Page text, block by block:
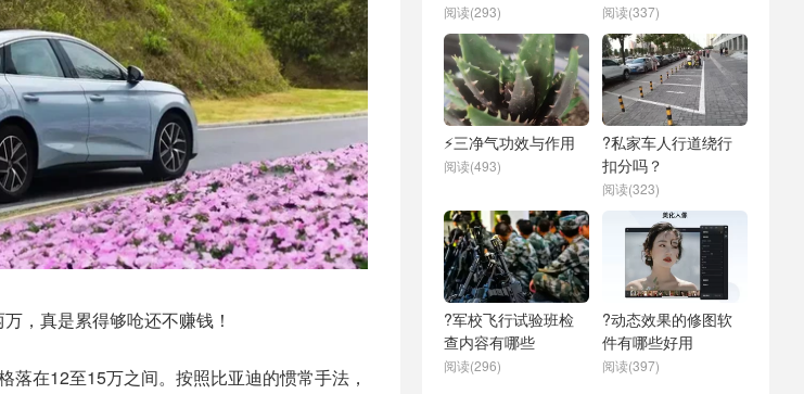
，真是累得够呛还不赚钱！
在12至15万之间。按照比亚迪的惯常手法，
阅读(293) 阅读(337)
⚡三净气功效与作用
阅读(493)
?私家车人行道绕行
扣分吗？
阅读(323)
?军校飞行试验班检
查内容有哪些
阅读(296)
?动态效果的修图软
件有哪些好用
阅读(397)